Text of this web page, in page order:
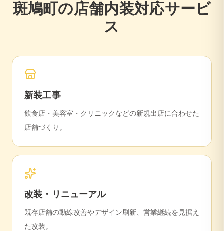
斑鳩町の店舗内装対応サービ
ス
新装工事
飲食店・美容室・クリニックなどの新規出店に合わせた
店舗づくり。
改装・リニューアル
既存店舗の動線改善やデザイン刷新、営業継続を見据え
た改装。